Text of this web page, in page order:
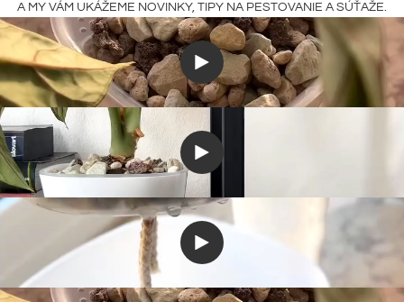
A MY VÁM UKÁŽEME NOVINKY, TIPY NA PESTOVANIE A SÚŤAŽE.